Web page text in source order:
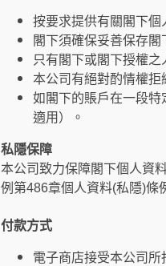
按要求提供有關閣下個
閣下須確保妥善保存閣
只有閣下或閣下授權之
本公司有絕對酌情權拒
如閣下的賬戶在一段特
適用）。
私隱保障
本公司致力保障閣下個人資
例第486章個人資料(私隱)條
付款方式
電子商店接受本公司